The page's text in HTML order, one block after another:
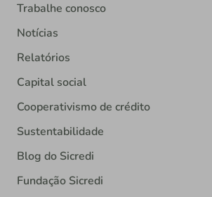
Trabalhe conosco
Notícias
Relatórios
Capital social
Cooperativismo de crédito
Sustentabilidade
Blog do Sicredi
Fundação Sicredi